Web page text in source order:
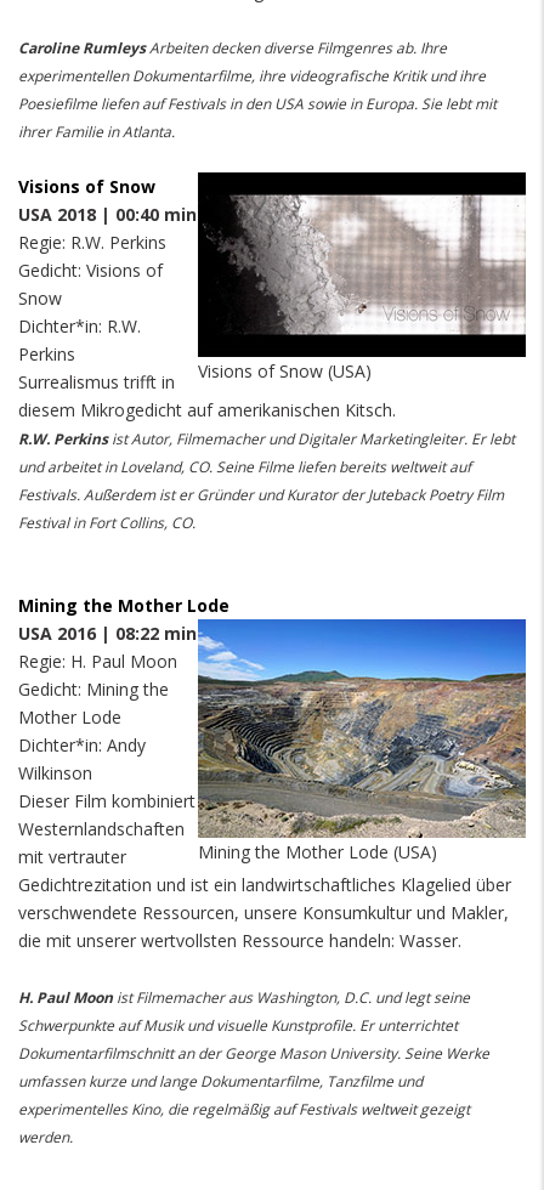
Caroline RumleysArbeiten decken diverse Filmgenres ab. Ihre
experimentellen Dokumentarfilme, ihre videografische Kritik und ihre
Poesiefilme liefen auf Festivals in den USA sowie in Europa. Sie lebt mit
ihrer Familie in Atlanta.
Visions of Snow
Visions of Snow (USA)
USA 2018 | 00:40 min
Regie: R.W. Perkins
Gedicht: Visions of
Snow
Dichter*in: R.W.
Perkins
Surrealismus trifft in
diesem Mikrogedicht auf amerikanischen Kitsch.
R.W. Perkinsist Autor, Filmemacher und Digitaler Marketingleiter. Er lebt
und arbeitet in Loveland, CO. Seine Filme liefen bereits weltweit auf
Festivals. Außerdem ist er Gründer und Kurator der Juteback Poetry Film
Festival in Fort Collins, CO.
Mining the Mother Lode
Mining the Mother Lode (USA)
USA 2016 | 08:22 min
Regie: H. Paul Moon
Gedicht: Mining the
Mother Lode
Dichter*in: Andy
Wilkinson
Dieser Film kombiniert
Westernlandschaften
mit vertrauter
Gedichtrezitation und ist ein landwirtschaftliches Klagelied über
verschwendete Ressourcen, unsere Konsumkultur und Makler,
die mit unserer wertvollsten Ressource handeln: Wasser.
H. Paul Moon ist Filmemacher aus Washington, D.C. und legt seine
Schwerpunkte auf Musik und visuelle Kunstprofile. Er unterrichtet
Dokumentarfilmschnitt an der George Mason University. Seine Werke
umfassen kurze und lange Dokumentarfilme, Tanzfilme und
experimentelles Kino, die regelmäßig auf Festivals weltweit gezeigt
werden.